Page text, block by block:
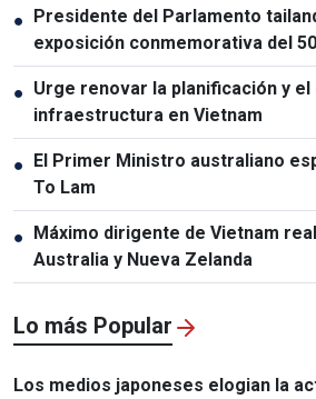
● Presidente del Parlamento
exposición conmemorativa del
relaciones Vietnam-Tailandia
● Urge renovar la planificación y
infraestructura en Vietnam
● El Primer Ministro australiano
To Lam
● Máximo dirigente de Vietnam
Australia y Nueva Zelanda
Lo más Popular
Los medios japoneses elogian la